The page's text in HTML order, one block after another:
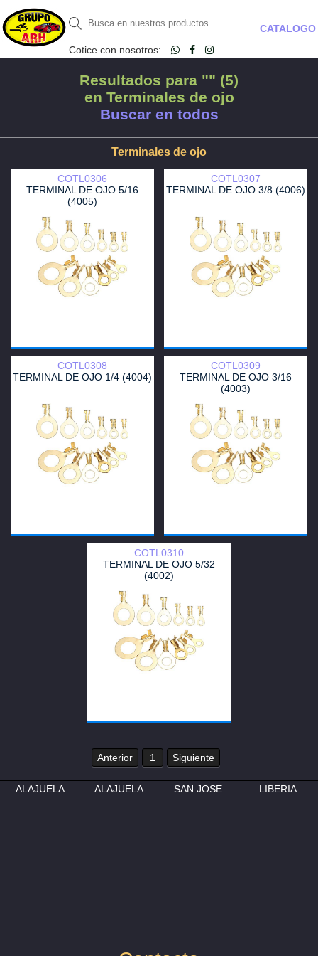
Cotice con nosotros:
CATALOGO
Resultados para "" (5)
en Terminales de ojo
Buscar en todos
Terminales de ojo
COTL0306
TERMINAL DE OJO 5/16
(4005)
COTL0307
TERMINAL DE OJO 3/8 (4006)
COTL0308
TERMINAL DE OJO 1/4 (4004)
COTL0309
TERMINAL DE OJO 3/16
(4003)
COTL0310
TERMINAL DE OJO 5/32
(4002)
Anterior 1 Siguiente
ALAJUELA ALAJUELA SAN JOSE LIBERIA